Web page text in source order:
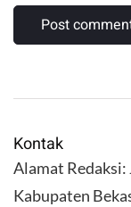
Kontak
Alamat Redaksi:
Kabupaten